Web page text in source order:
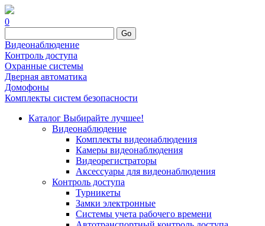
0
Go
Видеонаблюдение
Контроль доступа
Охранные системы
Дверная автоматика
Домофоны
Комплекты систем безопасности
Каталог Выбирайте лучшее!
Видеонаблюдение
Комплекты видеонаблюдения
Камеры видеонаблюдения
Видеорегистраторы
Аксессуары для видеонаблюдения
Контроль доступа
Турникеты
Замки электронные
Системы учета рабочего времени